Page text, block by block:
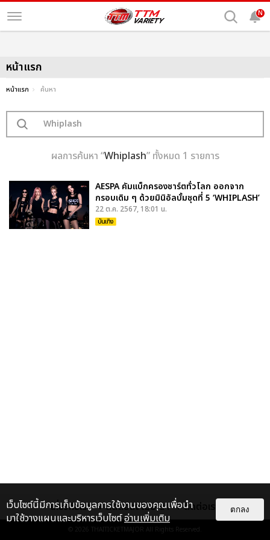
N
หน้าแรก
หน้าแรก ค้นหา
ผลการค้นหา “Whiplash” ทั้งหมด 1 รายการ
AESPA คัมแบ็กครองชาร์ตทั่วโลก ออกจาก
กรอบเดิม ๆ ด้วยมินิอัลบั้มชุดที่ 5 ‘WHIPLASH’
22 ต.ค. 2567, 18:01 น.
บันเทิง
เกี่ยวกับเรา ติดต่อลงโฆษณา ติดต่อเรา
© 2026 THAITICKETMAJOR All Rights Reserved.
เว็บไซต์นี้มีการเก็บข้อมูลการใช้งานของคุณเพื่อนำ
มาใช้วางแผนและบริหารเว็บไซต์อ่านเพิ่มเติม
ตกลง